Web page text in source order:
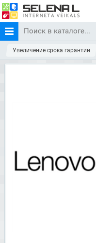
Увеличение срока гарантии